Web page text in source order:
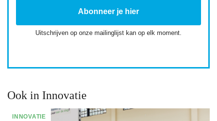
Uitschrijven op onze mailinglijst kan op elk moment.
Ook in Innovatie
INNOVATIE